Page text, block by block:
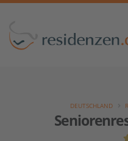
DEUTSCHLAND